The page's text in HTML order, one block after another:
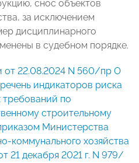
снос объектов
за исключением
дисциплинарного
в судебном порядке.
от 22.08.2024 N 560/пр О
индикаторов риска
требований по
строительному
Министерства
коммунального хозяйства
21 декабря 2021 г. N 979/